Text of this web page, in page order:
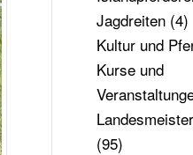
Jagdreiten(4)
Kultur und
Kurse und
(95)